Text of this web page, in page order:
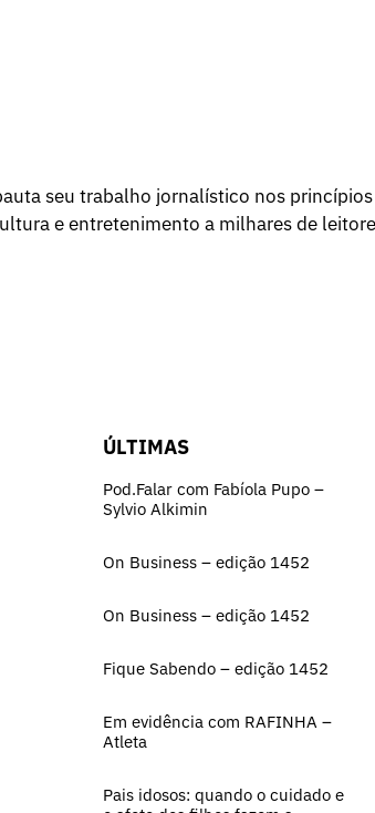
seu trabalho jornalístico nos princípios
e entretenimento a milhares de
ÚLTIMAS
Pod.Falar com Fabíola Pupo –
Sylvio Alkimin
On Business – edição 1452
On Business – edição 1452
Fique Sabendo – edição 1452
Em evidência com RAFINHA –
Atleta
Pais idosos: quando o cuidado e